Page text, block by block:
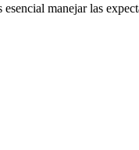
manejar las